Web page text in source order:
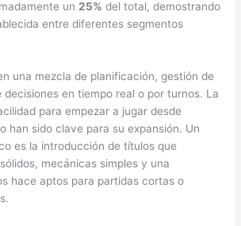
un25% del total, demostrando
entre diferentes segmentos
una mezcla de planificación, gestión de
en tiempo real o por turnos. La
para empezar a jugar desde
han sido clave para su expansión. Un
es la introducción de títulos que
mecánicas simples y una
hace aptos para partidas cortas o